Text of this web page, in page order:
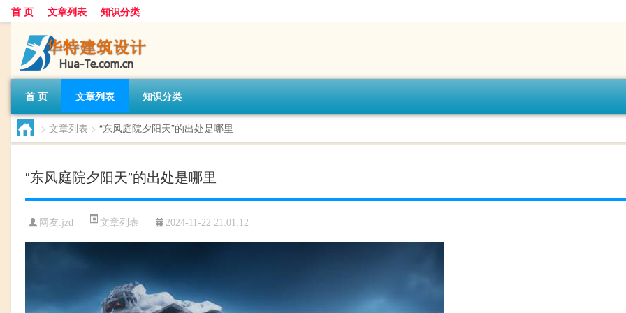
首 页 文章列表 知识分类
首 页 文章列表 知识分类
> 文章列表 > “东风庭院夕阳天”的出处是哪里
“东风庭院夕阳天”的出处是哪里
网友:jzd 文章列表 2024-11-22 21:01:12